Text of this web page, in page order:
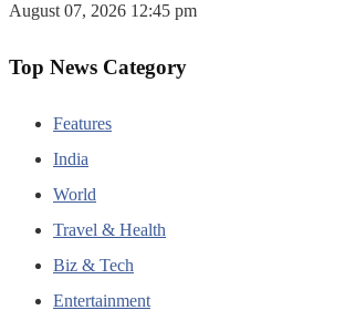
August 07, 2026 12:45 pm
Top News Category
Features
India
World
Travel & Health
Biz & Tech
Entertainment